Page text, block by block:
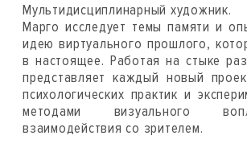
Мультидисциплинарный художник.
Марго исследует темы памяти и
идею виртуального прошлого,
в настоящее. Работая на стыке
представляет каждый новый
психологических практик и
методами визуального
взаимодействия со зрителем.